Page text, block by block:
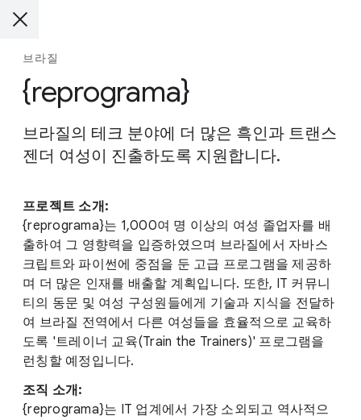
브라질
{reprograma}
브라질의 테크 분야에 더 많은 흑인과 트랜스
젠더 여성이 진출하도록 지원합니다.
프로젝트 소개:
{reprograma}는 1,000여 명 이상의 여성 졸업자를 배
출하여 그 영향력을 입증하였으며 브라질에서 자바스
크립트와 파이썬에 중점을 둔 고급 프로그램을 제공하
며 더 많은 인재를 배출할 계획입니다. 또한, IT 커뮤니
티의 동문 및 여성 구성원들에게 기술과 지식을 전달하
여 브라질 전역에서 다른 여성들을 효율적으로 교육하
도록 '트레이너 교육(Train the Trainers)' 프로그램을
런칭할 예정입니다.
조직 소개:
{reprograma}는 IT 업계에서 가장 소외되고 역사적으